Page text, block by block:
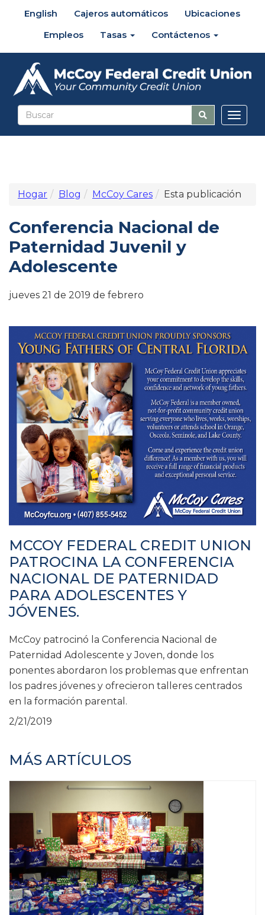
English Cajeros automáticos
Ubicaciones
Empleos
Tasas Contáctenos
Hogar Blog McCoy Cares Esta publicación
Conferencia Nacional de
Paternidad Juvenil y
Adolescente
jueves 21 de 2019 de febrero
MCCOY FEDERAL CREDIT UNION
PATROCINA LA CONFERENCIA
NACIONAL DE PATERNIDAD
PARA ADOLESCENTES Y
JÓVENES.
McCoy patrocinó la Conferencia Nacional de
Paternidad Adolescente y Joven, donde los
ponentes abordaron los problemas que enfrentan
los padres jóvenes y ofrecieron talleres centrados
en la formación parental.
2/21/2019
MÁS ARTÍCULOS